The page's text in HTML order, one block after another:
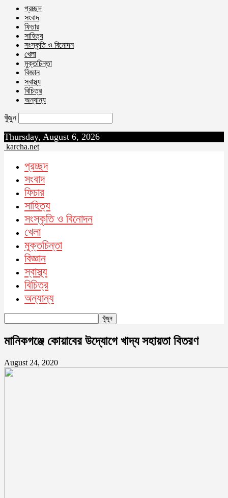
প্রচ্ছদ
সংবাদ
ফিচার
সাহিত্য
সংস্কৃতি ও বিনোদন
খেলা
মুক্তচিন্তা
বিজ্ঞান
স্বাস্থ্য
বিচিত্র
অন্যান্য
খুঁজুন
Thursday, August 6, 2026
karcha.net
প্রচ্ছদ
সংবাদ
ফিচার
সাহিত্য
সংস্কৃতি ও বিনোদন
খেলা
মুক্তচিন্তা
বিজ্ঞান
স্বাস্থ্য
বিচিত্র
অন্যান্য
মানিকগঞ্জে কোয়াবের উদ্যোগে খাদ্য সহায়তা বিতরণ
August 24, 2020